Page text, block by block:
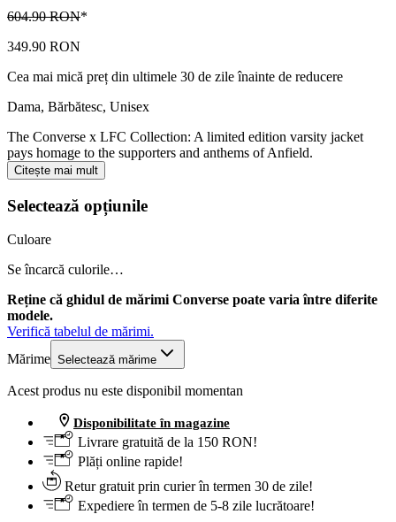
604.90 RON*
349.90 RON
Cea mai mică preț din ultimele 30 de zile înainte de reducere
Dama, Bărbătesc, Unisex
The Converse x LFC Collection: A limited edition varsity jacket
pays homage to the supporters and anthems of Anfield.
Citește mai mult
Selectează opțiunile
Culoare
Se încarcă culorile…
Reține că ghidul de mărimi Converse poate varia între diferite
modele.
Verifică tabelul de mărimi.
Mărime Selectează mărime
Acest produs nu este disponibil momentan
Disponibilitate în magazine
Livrare gratuită de la 150 RON!
Plăți online rapide!
Retur gratuit prin curier în termen 30 de zile!
Expediere în termen de 5-8 zile lucrătoare!